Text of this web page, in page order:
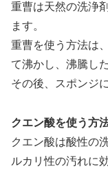
重曹は天然の洗浄
ます。
重曹を使う方法は
て沸かし、沸騰し
その後、スポンジ
クエン酸を使う方
クエン酸は酸性の
ルカリ性の汚れに